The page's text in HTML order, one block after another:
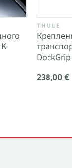
THULE
238,00 €